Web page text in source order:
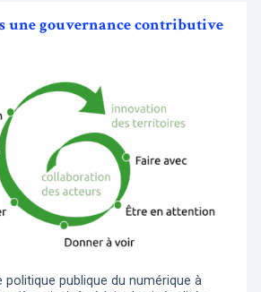
une gouvernance contributive
politique publique du numérique à